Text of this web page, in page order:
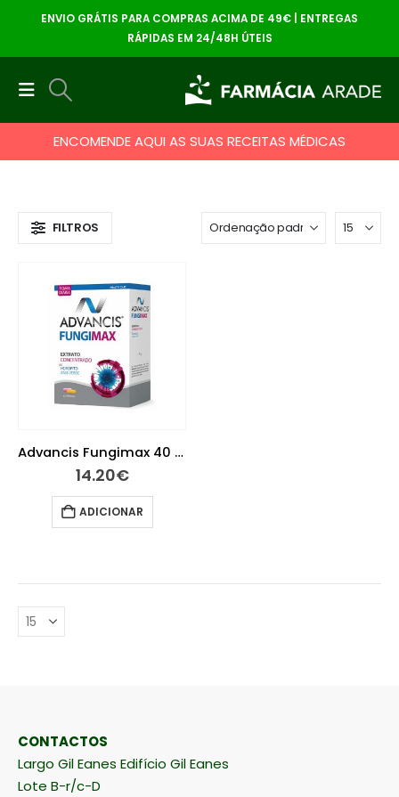
ENVIO GRÁTIS PARA COMPRAS ACIMA DE 49€ | ENTREGAS
RÁPIDAS EM 24/48H ÚTEIS
ENCOMENDE AQUI AS SUAS RECEITAS MÉDICAS
FILTROS
Advancis Fungimax 40 Cápsulas
14.20€
ADICIONAR
CONTACTOS
Largo Gil Eanes Edifício Gil Eanes
Lote B-r/c-D